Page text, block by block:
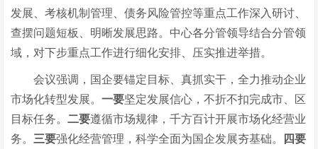
发展、考核机制管理、债务风险管控等重点工作深入研讨、
查摆问题短板、明晰发展思路。中心各分管领导结合分管领
域，对下步重点工作进行细化安排、压实推进举措。
会议强调，国企要锚定目标、真抓实干，全力推动企业
市场化转型发展。一要坚定发展信心，不折不扣完成市、区
目标任务。二要遵循市场规律，千方百计开展市场化经营业
务。 三要强化经营管理，科学全面为国企发展夯基础。
四要